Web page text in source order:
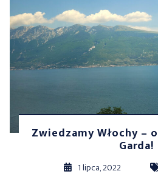
Zwiedzamy Włochy –
Garda!
1 lipca, 2022